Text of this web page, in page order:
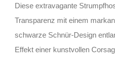
Diese extravagante
Transparenz mit einem
schwarze Schnür-Design
Effekt einer kunstvollen